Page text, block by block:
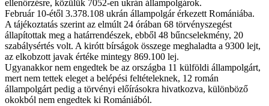
ellenőrzésre, közülük 7052-en ukrán állampolgárok.
Február 10-étől 3.378.108 ukrán állampolgár érkezett Romániába.
A tájékoztatás szerint az elmúlt 24 órában 68 törvényszegést
állapítottak meg a határrendészek, ebből 48 bűncselekmény, 20
szabálysértés volt. A kirótt bírságok összege meghaladta a 9300 lejt,
az elkobzott javak értéke mintegy 869.100 lej.
Ugyanakkor nem engedtek be az országba 11 külföldi állampolgárt,
mert nem tettek eleget a belépési feltételeknek, 12 román
állampolgárt pedig a törvényi előírásokra hivatkozva, különböző
okokból nem engedtek ki Romániából.